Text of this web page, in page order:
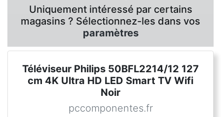
Uniquement intéressé par certains
magasins ? Sélectionnez-les dans vos
paramètres
Téléviseur Philips 50BFL2214/12 127
cm 4K Ultra HD LED Smart TV Wifi
Noir
pccomponentes.fr